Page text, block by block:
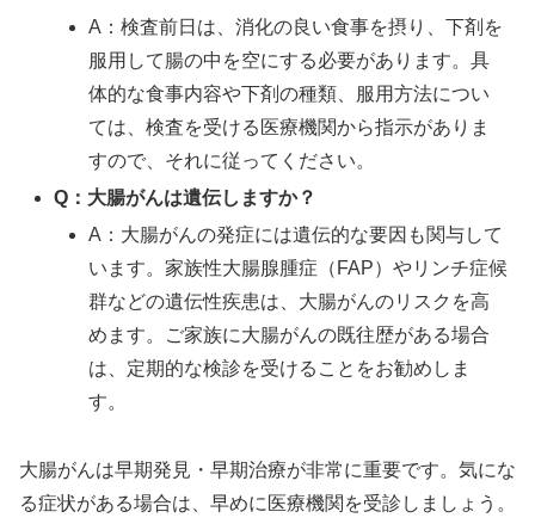
A：検査前日は、消化の良い食事を摂り、下剤を
服用して腸の中を空にする必要があります。具
体的な食事内容や下剤の種類、服用方法につい
ては、検査を受ける医療機関から指示がありま
すので、それに従ってください。
Q：大腸がんは遺伝しますか？
A：大腸がんの発症には遺伝的な要因も関与して
います。家族性大腸腺腫症（FAP）やリンチ症候
群などの遺伝性疾患は、大腸がんのリスクを高
めます。ご家族に大腸がんの既往歴がある場合
は、定期的な検診を受けることをお勧めしま
す。
大腸がんは早期発見・早期治療が非常に重要です。気にな
る症状がある場合は、早めに医療機関を受診しましょう。